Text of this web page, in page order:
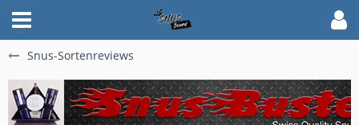
Snus-Sortenreviews